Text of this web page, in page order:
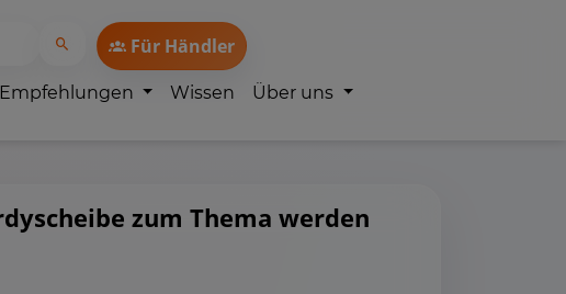
Für Händler
Wissen Über uns
zum Thema werden